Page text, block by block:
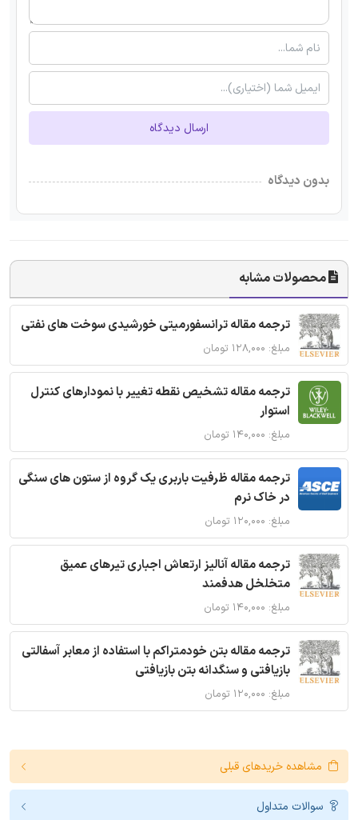
ارسال دیدگاه
بدون دیدگاه
محصولات مشابه
ترجمه مقاله ترانسفورمیتی خورشیدی سوخت های نفتی
مبلغ: ۱۲۸,۰۰۰ تومان
ترجمه مقاله تشخیص نقطه تغییر با نمودارهای کنترل
استوار
مبلغ: ۱۴۰,۰۰۰ تومان
ترجمه مقاله ظرفیت باربری یک گروه از ستون های سنگی
در خاک نرم
مبلغ: ۱۲۰,۰۰۰ تومان
ترجمه مقاله آنالیز ارتعاش اجباری تیرهای عمیق
متخلخل هدفمند
مبلغ: ۱۴۰,۰۰۰ تومان
ترجمه مقاله بتن خودمتراکم با استفاده از معابر آسفالتی
بازیافتی و سنگدانه بتن بازیافتی
مبلغ: ۱۲۰,۰۰۰ تومان
مشاهده خریدهای قبلی
سوالات متداول